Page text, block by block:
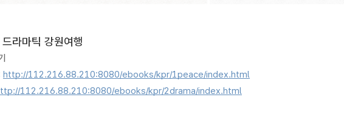
라마틱 강원여행
http://112.216.88.210:8080/ebooks/kpr/1peace/index.html
112.216.88.210:8080/ebooks/kpr/2drama/index.html